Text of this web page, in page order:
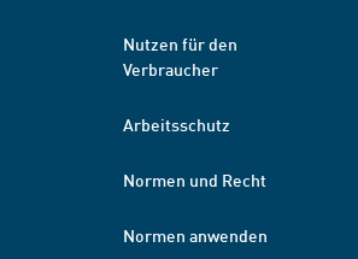
Nutzen für den
Verbraucher
Arbeitsschutz
Normen und Recht
Normen anwenden